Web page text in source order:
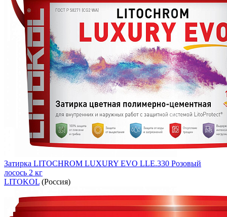
Затирка LITOCHROM LUXURY EVO LLE.330 Розовый
лосось 2 кг
LITOKOL (Россия)